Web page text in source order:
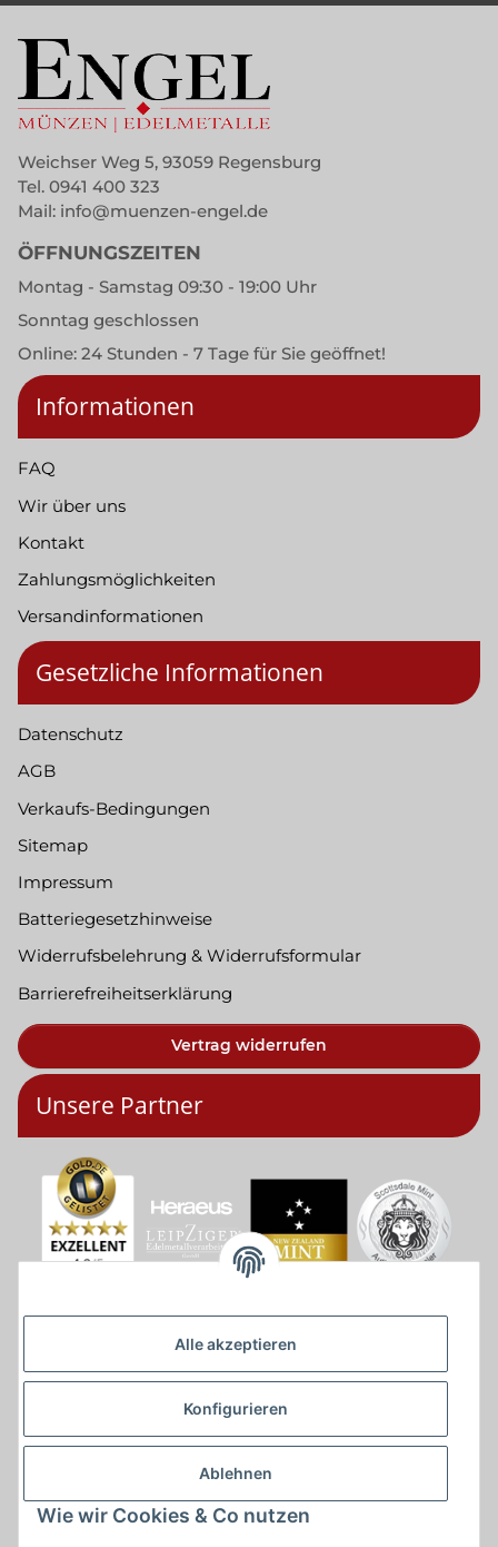
Alle akzeptieren
Konfigurieren
Ablehnen
Wie wir Cookies & Co nutzen
Weichser Weg 5, 93059 Regensburg
Tel. 0941 400 323
Mail: info@muenzen-engel.de
ÖFFNUNGSZEITEN
Montag - Samstag 09:30 - 19:00 Uhr
Sonntag geschlossen
Online: 24 Stunden - 7 Tage für Sie geöffnet!
Informationen
FAQ
Wir über uns
Kontakt
Zahlungsmöglichkeiten
Versandinformationen
Gesetzliche Informationen
Datenschutz
AGB
Verkaufs-Bedingungen
Sitemap
Impressum
Batteriegesetzhinweise
Widerrufsbelehrung & Widerrufsformular
Barrierefreiheitserklärung
Vertrag widerrufen
Unsere Partner